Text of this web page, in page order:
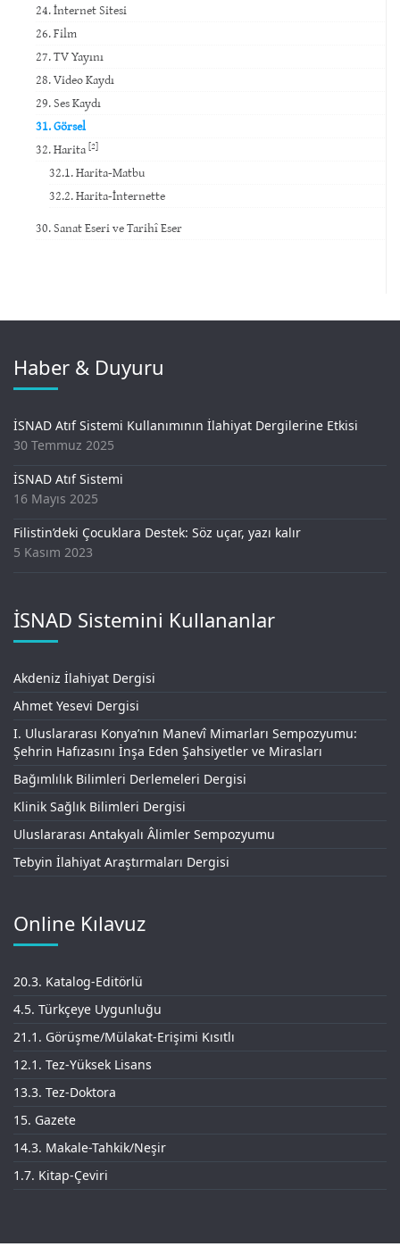
24. İnternet Sitesi
26. Film
27. TV Yayını
28. Video Kaydı
29. Ses Kaydı
31. Görsel
32. Harita [2]
32.1. Harita-Matbu
32.2. Harita-İnternette
30. Sanat Eseri ve Tarihî Eser
Haber & Duyuru
İSNAD Atıf Sistemi Kullanımının İlahiyat Dergilerine Etkisi
30 Temmuz 2025
İSNAD Atıf Sistemi
16 Mayıs 2025
Filistin’deki Çocuklara Destek: Söz uçar, yazı kalır
5 Kasım 2023
İSNAD Sistemini Kullananlar
Akdeniz İlahiyat Dergisi
Ahmet Yesevi Dergisi
I. Uluslararası Konya’nın Manevî Mimarları Sempozyumu:
Şehrin Hafızasını İnşa Eden Şahsiyetler ve Mirasları
Bağımlılık Bilimleri Derlemeleri Dergisi
Klinik Sağlık Bilimleri Dergisi
Uluslararası Antakyalı Âlimler Sempozyumu
Tebyin İlahiyat Araştırmaları Dergisi
Online Kılavuz
20.3. Katalog-Editörlü
4.5. Türkçeye Uygunluğu
21.1. Görüşme/Mülakat-Erişimi Kısıtlı
12.1. Tez-Yüksek Lisans
13.3. Tez-Doktora
15. Gazete
14.3. Makale-Tahkik/Neşir
1.7. Kitap-Çeviri